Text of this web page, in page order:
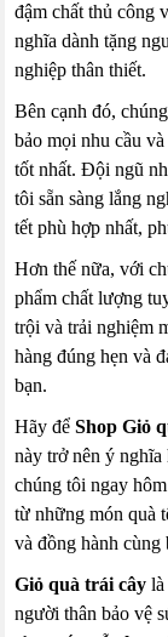
đậm chất thủ công
nghĩa dành tặng
nghiệp thân thiết.
Bên cạnh đó,
bảo mọi nhu cầu
tốt nhất. Đội ngũ
tôi sẵn sàng lắng
tết phù hợp nhất,
Hơn thế nữa, với
phẩm chất lượng
trội và trải nghiệm
hàng đúng hẹn và
bạn.
Hãy đểShop Giỏ
này trở nên ý nghĩa
chúng tôi ngay
từ những món quà
và đồng hành cùng
Giỏ quà trái cây
người thân bảo vệ